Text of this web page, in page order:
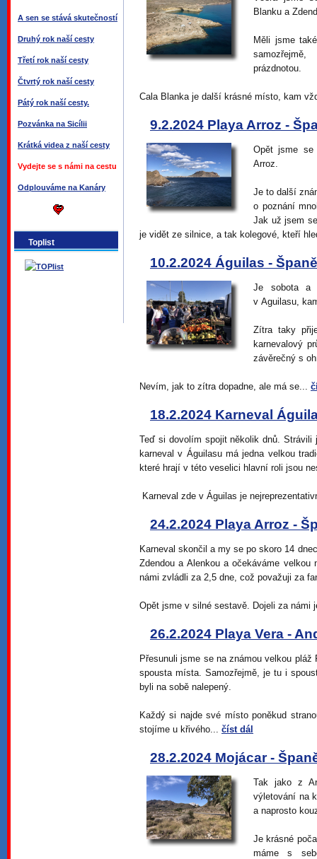
A sen se stává skutečností
Druhý rok naší cesty
Třetí rok naší cesty
Čtvrtý rok naší cesty
Pátý rok naší cesty.
Pozvánka na Sicílii
Krátká videa z naší cesty
Vydejte se s námi na cestu
Odplouváme na Kanáry
Toplist
Blanku a
Měli jsme
prázdnotou.
Cala Blanka je další krásné místo, kam
9.2.2024 Playa Arroz -
Opět jsme
Arroz.
Je to další
o poznání
Jak už jsem
je vidět ze silnice, a tak kolegové, kteří
10.2.2024 Águilas -
Je sobota a
v Aguilasu,
Zítra taky
karnevalový
závěrečný s
Nevím, jak to zítra dopadne, ale má se...
18.2.2024 Karneval
Teď si dovolím spojit několik dnů.
karneval v Águilasu má jedna velkou
které hrají v této veselici hlavní roli jsou
Karneval zde v Águilas je
24.2.2024 Playa Arroz -
Karneval skončil a my se po skoro 14
Zdendou a Alenkou a očekáváme
námi zvládli za 2,5 dne, což považuji za
Opět jsme v silné sestavě. Dojeli za námi
26.2.2024 Playa Vera -
Přesunuli jsme se na známou velkou
spousta místa. Samozřejmě, je tu i
byli na sobě nalepený.
Každý si najde své místo poněkud
stojíme u křivého... číst dál
28.2.2024 Mojácar -
Tak jako z
výletování na
a naprosto
Je krásné
máme s